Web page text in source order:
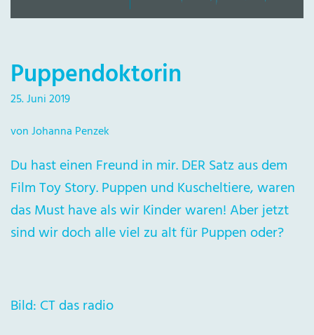
Puppendoktorin
25. Juni 2019
von Johanna Penzek
Du hast einen Freund in mir. DER Satz aus dem
Film Toy Story. Puppen und Kuscheltiere, waren
das Must have als wir Kinder waren! Aber jetzt
sind wir doch alle viel zu alt für Puppen oder?
Bild: CT das radio